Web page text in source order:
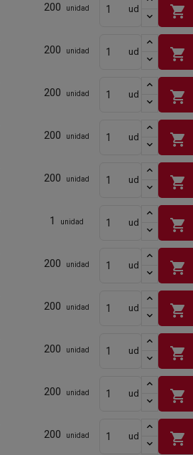
200 unidad ud shopping_cart
200 unidad ud shopping_cart
200 unidad ud shopping_cart
200 unidad ud shopping_cart
200 unidad ud shopping_cart
1 unidad ud shopping_cart
200 unidad ud shopping_cart
200 unidad ud shopping_cart
200 unidad ud shopping_cart
200 unidad ud shopping_cart
200 unidad ud shopping_cart